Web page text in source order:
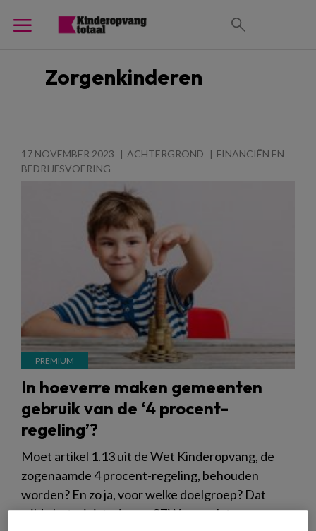
Zorgenkinderen
17 NOVEMBER 2023 ACHTERGROND
FINANCIËN EN
BEDRIJFSVOERING
In hoeverre maken gemeenten
gebruik van de ‘4 procent-
regeling’?
Moet artikel 1.13 uit de Wet Kinderopvang, de
zogenaamde 4 procent-regeling, behouden
worden? En zo ja, voor welke doelgroep? Dat
wilde het ministerie van SZW graag laten